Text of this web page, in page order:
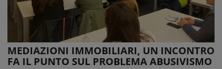
MEDIAZIONI IMMOBILIARI, UN INCONTRO
FA IL PUNTO SUL PROBLEMA ABUSIVISMO